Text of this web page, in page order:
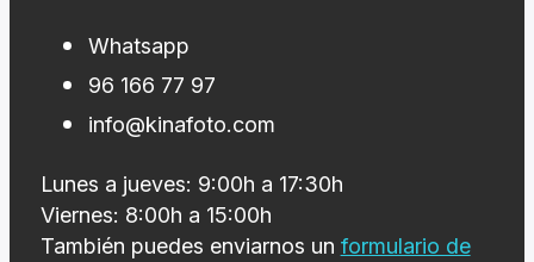
Whatsapp
96 166 77 97
info@kinafoto.com
Lunes a jueves: 9:00h a 17:30h
Viernes: 8:00h a 15:00h
También puedes enviarnos un formulario de